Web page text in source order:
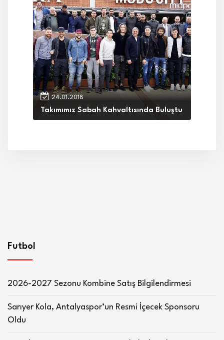
24.01.2018
Takımımız Sabah Kahvaltısında Buluştu
Futbol
2026-2027 Sezonu Kombine Satış Bilgilendirmesi
Sarıyer Kola, Antalyaspor’un Resmi İçecek Sponsoru
Oldu